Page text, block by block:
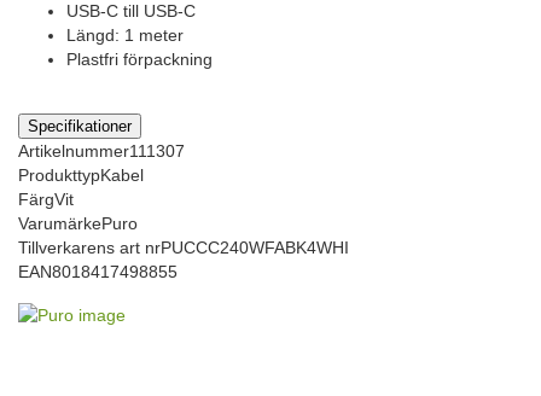
USB-C till USB-C
Längd: 1 meter
Plastfri förpackning
Specifikationer
Artikelnummer111307
ProdukttypKabel
FärgVit
VarumärkePuro
Tillverkarens art nrPUCCC240WFABK4WHI
EAN8018417498855